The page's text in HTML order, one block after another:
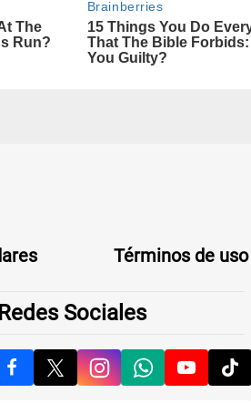
Términos de uso
Redes Sociales